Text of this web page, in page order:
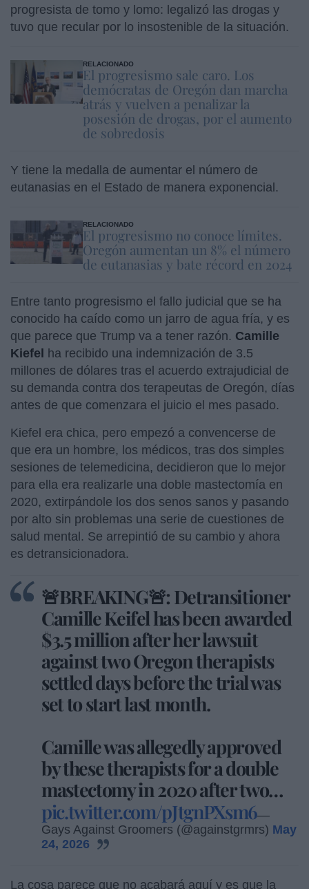
progresista de tomo y lomo: legalizó las drogas y
tuvo que recular por lo insostenible de la situación.
RELACIONADO
El progresismo sale caro. Los
demócratas de Oregón dan marcha
atrás y vuelven a penalizar la
posesión de drogas, por el aumento
de sobredosis
Y tiene la medalla de aumentar el número de
eutanasias en el Estado de manera exponencial.
RELACIONADO
El progresismo no conoce límites.
Oregón aumentan un 8% el número
de eutanasias y bate récord en 2024
Entre tanto progresismo el fallo judicial que se ha
conocido ha caído como un jarro de agua fría, y es
que parece que Trump va a tener razón. Camille
Kiefel ha recibido una indemnización de 3.5
millones de dólares tras el acuerdo extrajudicial de
su demanda contra dos terapeutas de Oregón, días
antes de que comenzara el juicio el mes pasado.
Kiefel era chica, pero empezó a convencerse de
que era un hombre, los médicos, tras dos simples
sesiones de telemedicina, decidieron que lo mejor
para ella era realizarle una doble mastectomía en
2020, extirpándole los dos senos sanos y pasando
por alto sin problemas una serie de cuestiones de
salud mental. Se arrepintió de su cambio y ahora
es detransicionadora.
🚨BREAKING🚨: Detransitioner
Camille Keifel has been awarded
$3.5 million after her lawsuit
against two Oregon therapists
settled days before the trial was
set to start last month.
Camille was allegedly approved
by these therapists for a double
mastectomy in 2020 after two…
pic.twitter.com/pJtgnPXsm6—
Gays Against Groomers (@againstgrmrs) May
24, 2026
La cosa parece que no acabará aquí y es que la